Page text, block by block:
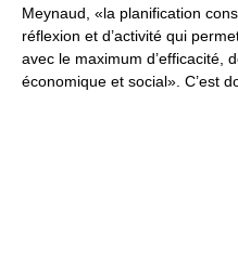
Meynaud, «la planification
réflexion et d’activité qui
avec le maximum d’efficacité,
économique et social». C’est